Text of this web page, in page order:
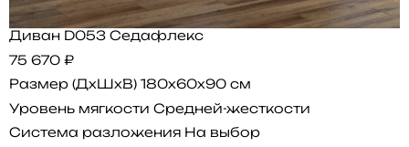
Диван D053 Седафлекс
75 670 ₽
Размер (ДхШхВ) 180x60x90 см
Уровень мягкости Средней-жесткости
Система разложения На выбор